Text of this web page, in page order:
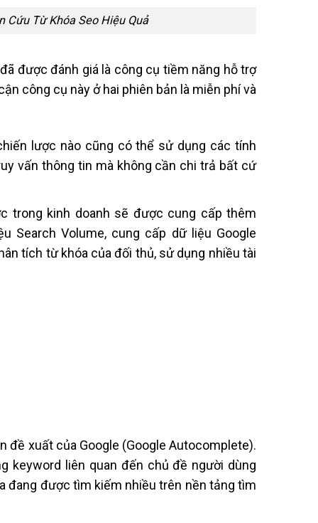
Cứu Từ Khóa Seo Hiệu Quả
được đánh giá là công cụ tiềm năng hỗ trợ
công cụ này ở hai phiên bản là miễn phí và
lược nào cũng có thể sử dụng các tính
vấn thông tin mà không cần chi trả bất cứ
trong kinh doanh sẽ được cung cấp thêm
Search Volume, cung cấp dữ liệu Google
tích từ khóa của đối thủ, sử dụng nhiều tài
đề xuất của Google (Google Autocomplete).
keyword liên quan đến chủ đề người dùng
đang được tìm kiếm nhiều trên nền tảng tìm